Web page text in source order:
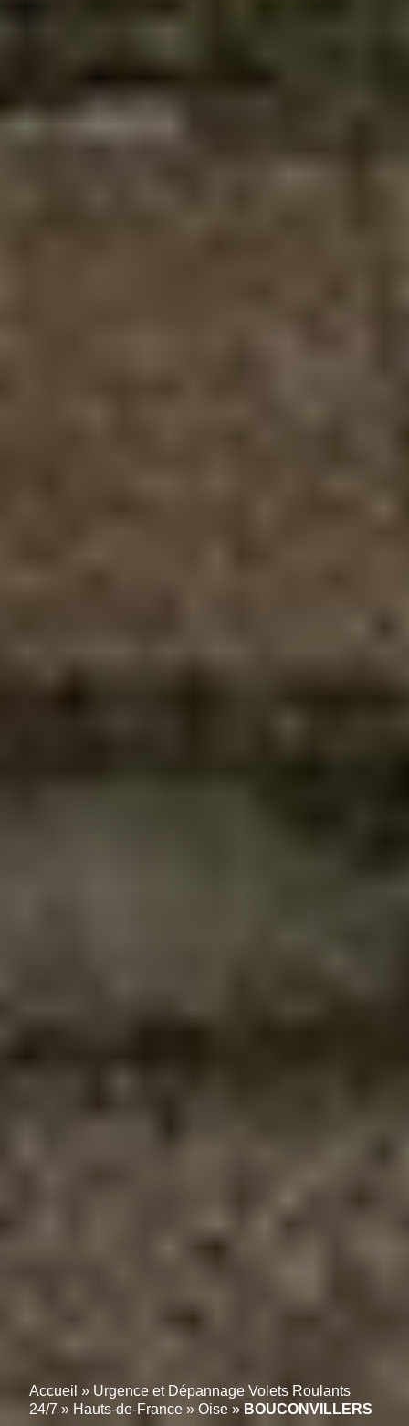
Accueil » Urgence et Dépannage Volets Roulants
24/7 » Hauts-de-France » Oise » BOUCONVILLERS